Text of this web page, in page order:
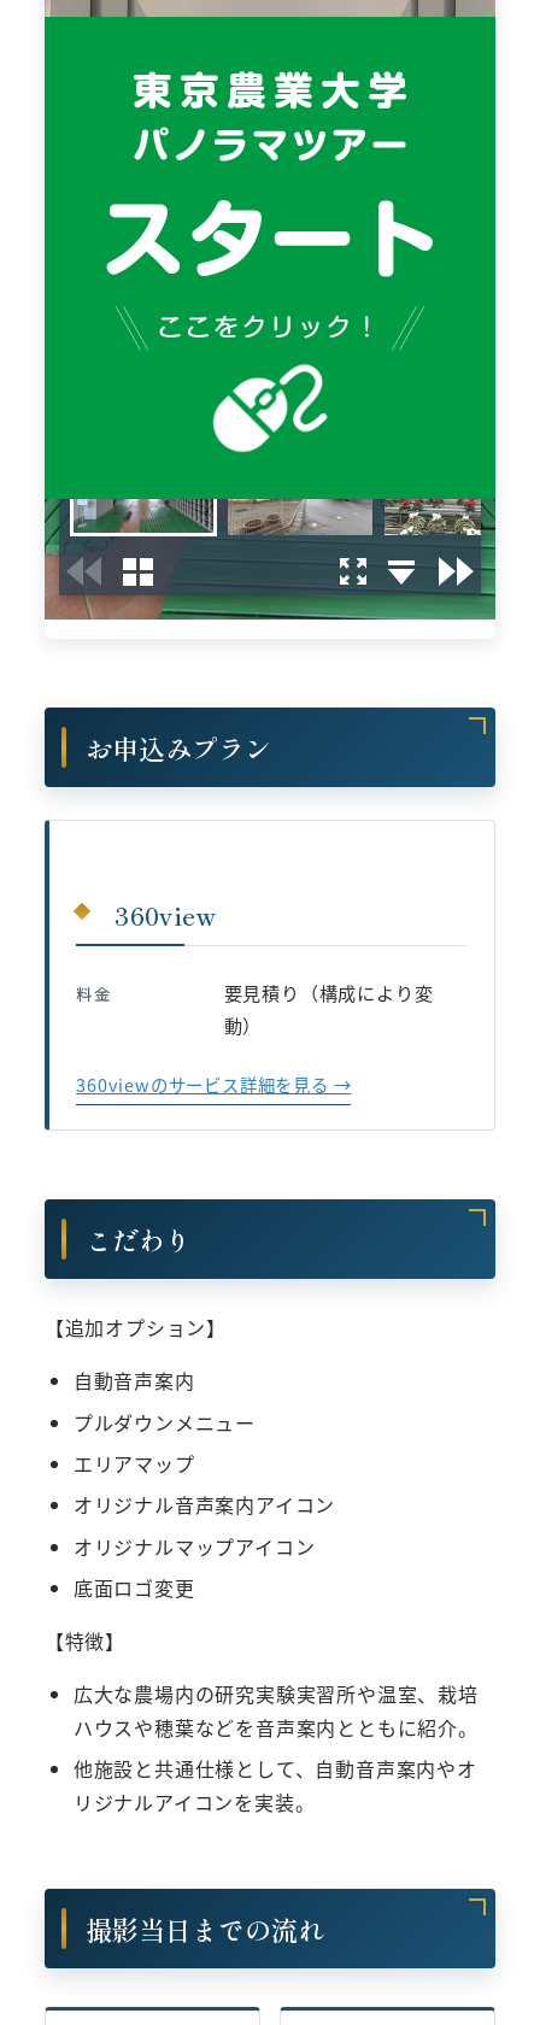
お申込みプラン
360view
料金
要見積り（構成により変
動）
360viewのサービス詳細を見る →
こだわり
【追加オプション】
自動音声案内
プルダウンメニュー
エリアマップ
オリジナル音声案内アイコン
オリジナルマップアイコン
底面ロゴ変更
【特徴】
広大な農場内の研究実験実習所や温室、栽培
ハウスや穂葉などを音声案内とともに紹介。
他施設と共通仕様として、自動音声案内やオ
リジナルアイコンを実装。
撮影当日までの流れ